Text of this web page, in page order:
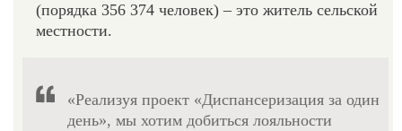
(порядка 356 374 человек) – это житель сельской
местности.
«Реализуя проект «Диспансеризация за один
день», мы хотим добиться лояльности